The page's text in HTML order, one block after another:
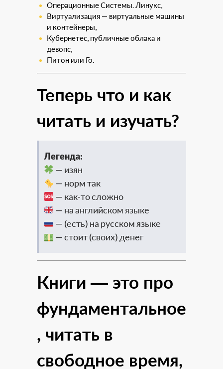
Операционные Системы. Линукс,
Виртуализация — виртуальные машины
и контейнеры,
Кубернетес, публичные облака и
девопс,
Питон или Го.
Теперь что и как
читать и изучать?
Легенда:
— изян
— норм так
— как-то сложно
— на английском языке
— (есть) на русском языке
— стоит (своих) денег
Книги — это про
фундаментальное
, читать в
свободное время,